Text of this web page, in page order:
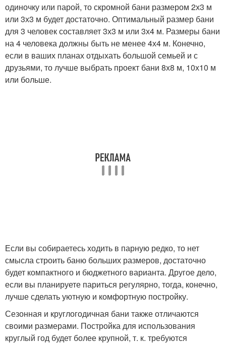
одиночку или парой, то скромной бани размером 2х3 м
или 3х3 м будет достаточно. Оптимальный размер бани
для 3 человек составляет 3х3 м или 3х4 м. Размеры бани
на 4 человека должны быть не менее 4х4 м. Конечно,
если в ваших планах отдыхать большой семьей и с
друзьями, то лучше выбрать проект бани 8х8 м, 10х10 м
или больше.
Если вы собираетесь ходить в парную редко, то нет
смысла строить баню больших размеров, достаточно
будет компактного и бюджетного варианта. Другое дело,
если вы планируете париться регулярно, тогда, конечно,
лучше сделать уютную и комфортную постройку.
Сезонная и круглогодичная бани также отличаются
своими размерами. Постройка для использования
круглый год будет более крупной, т. к. требуются